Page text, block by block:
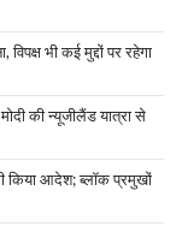
भी कई मुद्दों पर रहेगा
की न्यूजीलैंड यात्रा से
किया आदेश; ब्लॉक प्रमुखों